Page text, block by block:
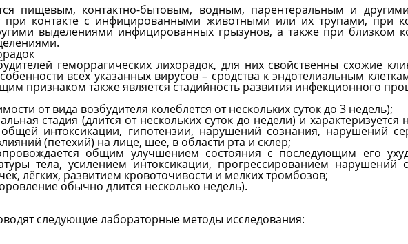
пищевым, контактно-бытовым, водным, парентеральным и
при контакте с инфицированными животными или их трупами, при
выделениями инфицированных грызунов, а также при близком
геморрагических лихорадок, для них свойственны схожие
всех указанных вирусов – сродства к эндотелиальным
признаком также является стадийность развития инфекционного
от вида возбудителя колеблется от нескольких суток до 3 недель);
стадия (длится от нескольких суток до недели) и характеризуется
интоксикации, гипотензии, нарушений сознания, нарушений
(петехий) на лице, шее, в области рта и склер;
общим улучшением состояния с последующим его
тела, усилением интоксикации, прогрессированием нарушений
лёгких, развитием кровоточивости и мелких тромбозов;
обычно длится несколько недель).
следующие лабораторные методы исследования: